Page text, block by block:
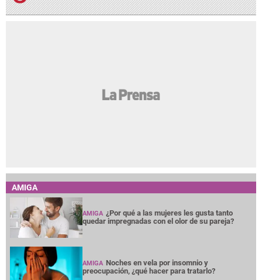
AMIGA
AMIGA ¿Por qué a las mujeres les gusta tanto
quedar impregnadas con el olor de su pareja?
AMIGA Noches en vela por insomnio y
preocupación, ¿qué hacer para tratarlo?